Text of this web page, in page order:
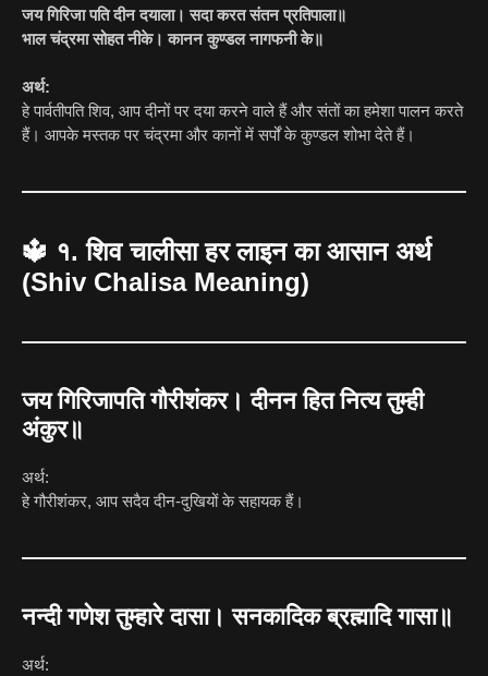
जय गिरिजा पति दीन दयाला। सदा करत संतन प्रतिपाला॥
भाल चंद्रमा सोहत नीके। कानन कुण्डल नागफनी के॥
अर्थ:
हे पार्वतीपति शिव, आप दीनों पर दया करने वाले हैं और संतों का हमेशा पालन करते
हैं। आपके मस्तक पर चंद्रमा और कानों में सर्पों के कुण्डल शोभा देते हैं।
🔱 १. शिव चालीसा हर लाइन का आसान अर्थ
(Shiv Chalisa Meaning)
जय गिरिजापति गौरीशंकर। दीनन हित नित्य तुम्ही
अंकुर॥
अर्थ:
हे गौरीशंकर, आप सदैव दीन-दुखियों के सहायक हैं।
नन्दी गणेश तुम्हारे दासा। सनकादिक ब्रह्मादि गासा॥
अर्थ: